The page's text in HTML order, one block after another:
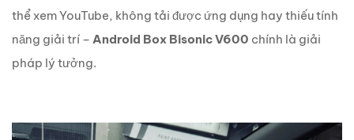
thể xem YouTube, không tải được ứng dụng hay thiếu tính
năng giải trí – Android Box Bisonic V600 chính là giải
pháp lý tưởng.